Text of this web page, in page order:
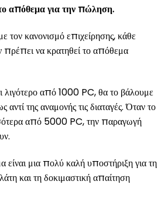
απόθεμα για την πώληση.
κανονισμό επιχείρησης, κάθε
να κρατηθεί το απόθεμα
λιγότερο από 1000 PC, θα το βάλουμε
της αναμονής τις διαταγές. Όταν το
από 5000 PC, την παραγωγή
μια πολύ καλή υποστήριξη για τη
και τη δοκιμαστική απαίτηση